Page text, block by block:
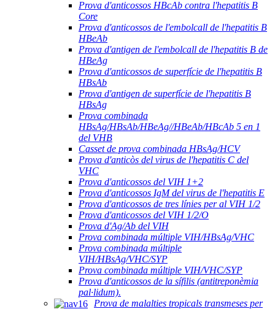
Prova d'anticossos HBcAb contra l'hepatitis B
Core
Prova d'anticossos de l'embolcall de l'hepatitis B
HBeAb
Prova d'antigen de l'embolcall de l'hepatitis B de
HBeAg
Prova d'anticossos de superfície de l'hepatitis B
HBsAb
Prova d'antigen de superfície de l'hepatitis B
HBsAg
Prova combinada
HBsAg/HBsAb/HBeAg//HBeAb/HBcAb 5 en 1
del VHB
Casset de prova combinada HBsAg/HCV
Prova d'anticòs del virus de l'hepatitis C del
VHC
Prova d'anticossos del VIH 1+2
Prova d'anticossos IgM del virus de l'hepatitis E
Prova d'anticossos de tres línies per al VIH 1/2
Prova d'anticossos del VIH 1/2/O
Prova d'Ag/Ab del VIH
Prova combinada múltiple VIH/HBsAg/VHC
Prova combinada múltiple
VIH/HBsAg/VHC/SYP
Prova combinada múltiple VIH/VHC/SYP
Prova d'anticossos de la sífilis (antitreponèmia
pal·lidum).
Prova de malalties tropicals transmeses per